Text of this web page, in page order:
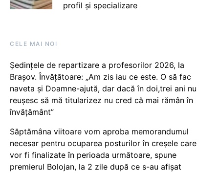
profil și specializare
CELE MAI NOI
Ședințele de repartizare a profesorilor 2026, la
Brașov. Învățătoare: „Am zis iau ce este. O să fac
naveta și Doamne-ajută, dar dacă în doi,trei ani nu
reușesc să mă titularizez nu cred că mai rămân în
învățământ”
Săptămâna viitoare vom aproba memorandumul
necesar pentru ocuparea posturilor în creșele care
vor fi finalizate în perioada următoare, spune
premierul Bolojan, la 2 zile după ce s-au afișat